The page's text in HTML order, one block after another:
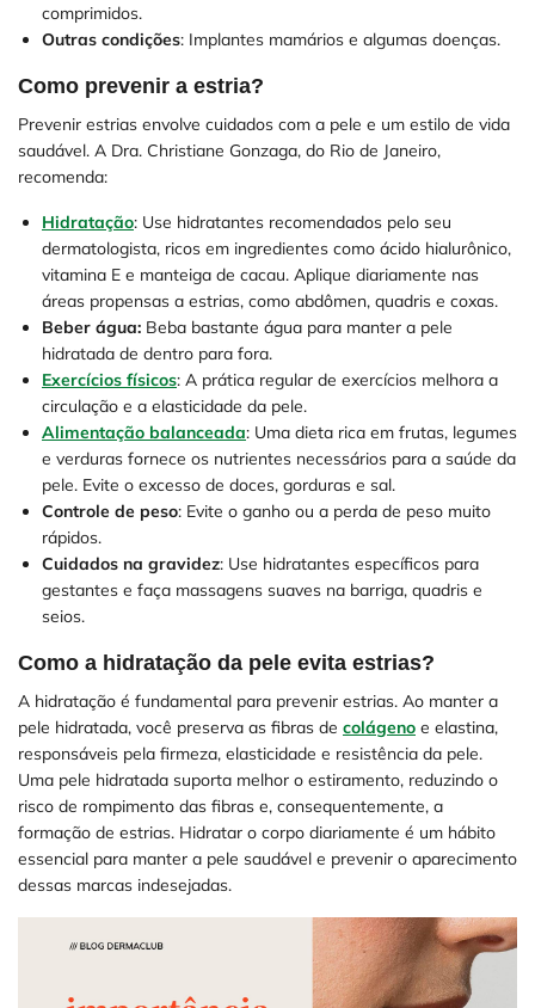
comprimidos.
Outras condições: Implantes mamários e algumas doenças.
Como prevenir a estria?
Prevenir estrias envolve cuidados com a pele e um estilo de vida
saudável. A Dra. Christiane Gonzaga, do Rio de Janeiro,
recomenda:
Hidratação: Use hidratantes recomendados pelo seu
dermatologista, ricos em ingredientes como ácido hialurônico,
vitamina E e manteiga de cacau. Aplique diariamente nas
áreas propensas a estrias, como abdômen, quadris e coxas.
Beber água: Beba bastante água para manter a pele
hidratada de dentro para fora.
Exercícios físicos: A prática regular de exercícios melhora a
circulação e a elasticidade da pele.
Alimentação balanceada: Uma dieta rica em frutas, legumes
e verduras fornece os nutrientes necessários para a saúde da
pele. Evite o excesso de doces, gorduras e sal.
Controle de peso: Evite o ganho ou a perda de peso muito
rápidos.
Cuidados na gravidez: Use hidratantes específicos para
gestantes e faça massagens suaves na barriga, quadris e
seios.
Como a hidratação da pele evita estrias?
A hidratação é fundamental para prevenir estrias. Ao manter a
pele hidratada, você preserva as fibras de colágeno e elastina,
responsáveis pela firmeza, elasticidade e resistência da pele.
Uma pele hidratada suporta melhor o estiramento, reduzindo o
risco de rompimento das fibras e, consequentemente, a
formação de estrias. Hidratar o corpo diariamente é um hábito
essencial para manter a pele saudável e prevenir o aparecimento
dessas marcas indesejadas.